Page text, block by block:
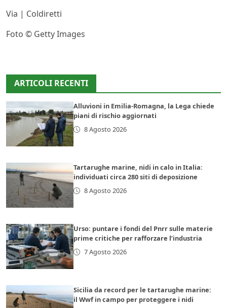
Via | Coldiretti
Foto © Getty Images
ARTICOLI RECENTI
Alluvioni in Emilia-Romagna, la Lega chiede
piani di rischio aggiornati
8 Agosto 2026
Tartarughe marine, nidi in calo in Italia:
individuati circa 280 siti di deposizione
8 Agosto 2026
Urso: puntare i fondi del Pnrr sulle materie
prime critiche per rafforzare l’industria
7 Agosto 2026
Sicilia da record per le tartarughe marine:
il Wwf in campo per proteggere i nidi